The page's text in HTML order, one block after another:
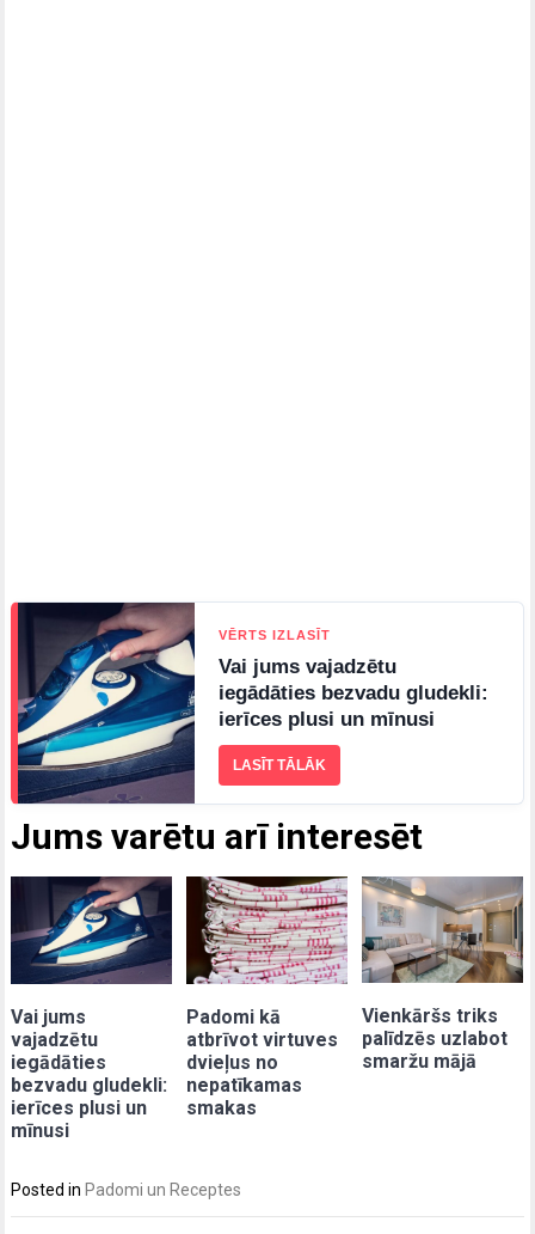
Jums varētu arī interesēt
Vai jums
vajadzētu
iegādāties
bezvadu gludekli:
ierīces plusi un
mīnusi
Padomi kā
atbrīvot virtuves
dvieļus no
nepatīkamas
smakas
Vienkāršs triks
palīdzēs uzlabot
smaržu mājā
VĒRTS IZLASĪT
Vai jums vajadzētu
iegādāties bezvadu gludekli:
ierīces plusi un mīnusi
LASĪT TĀLĀK
Posted in Padomi un Receptes